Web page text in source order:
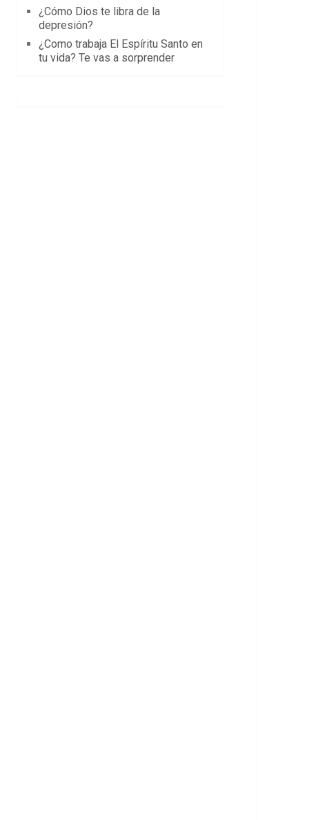
¿Cómo Dios te libra de la
depresión?
¿Como trabaja El Espíritu Santo en
tu vida? Te vas a sorprender